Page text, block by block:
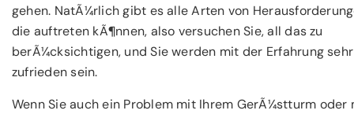
gehen. NatÃ¼rlich gibt es alle Arten von
die auftreten kÃ¶nnen, also versuchen Sie, all das zu
berÃ¼cksichtigen, und Sie werden mit der Erfahrung sehr
zufrieden sein.
Wenn Sie auch ein Problem mit Ihrem GerÃ¼stturm oder